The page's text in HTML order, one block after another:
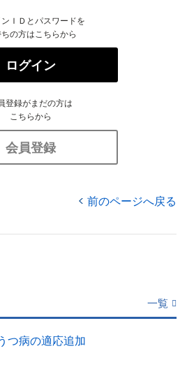
ンＩＤとパスワードを
の方はこちらから
ログイン
登録がまだの方は
こちらから
会員登録
前のページへ戻る
一覧
つ病の適応追加